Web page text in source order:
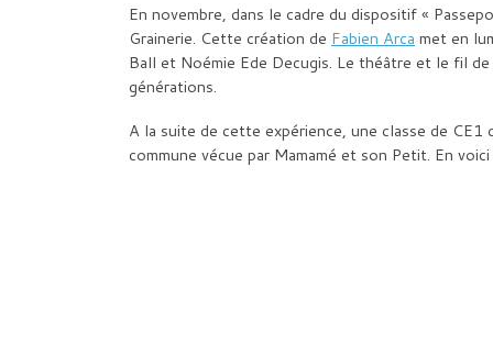
En novembre, dans le cadre du dispositif «
Grainerie. Cette création de Fabien Arca met en
Ball et Noémie Ede Decugis. Le théâtre et le fil
générations.
A la suite de cette expérience, une classe de CE1
commune vécue par Mamamé et son Petit. En